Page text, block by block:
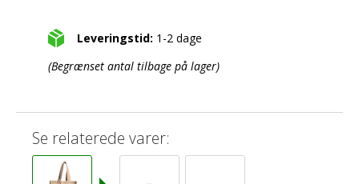
Leveringstid: 1-2 dage
(Begrænset antal tilbage på lager)
Se relaterede varer: